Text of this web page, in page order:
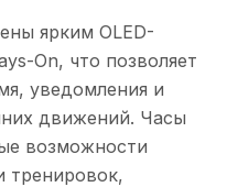
ярким OLED-
On, что позволяет
уведомления и
движений. Часы
возможности
тренировок,